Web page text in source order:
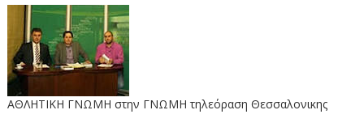
ΑΘΛΗΤΙΚΗ ΓΝΩΜΗ στην ΓΝΩΜΗ τηλεόραση Θεσσαλονικης